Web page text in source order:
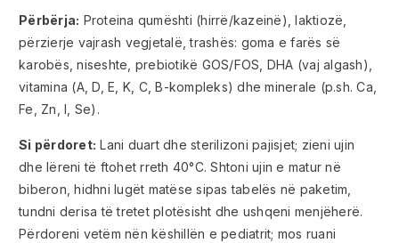
Përbërja: Proteina qumështi (hirrë/kazeinë), laktiozë,
përzierje vajrash vegjetalë, trashës: goma e farës së
karobës, niseshte, prebiotikë GOS/FOS, DHA (vaj algash),
vitamina (A, D, E, K, C, B-kompleks) dhe minerale (p.sh. Ca,
Fe, Zn, I, Se).
Si përdoret: Lani duart dhe sterilizoni pajisjet; zieni ujin
dhe lëreni të ftohet rreth 40°C. Shtoni ujin e matur në
biberon, hidhni lugët matëse sipas tabelës në paketim,
tundni derisa të tretet plotësisht dhe ushqeni menjëherë.
Përdoreni vetëm nën këshillën e pediatrit; mos ruani